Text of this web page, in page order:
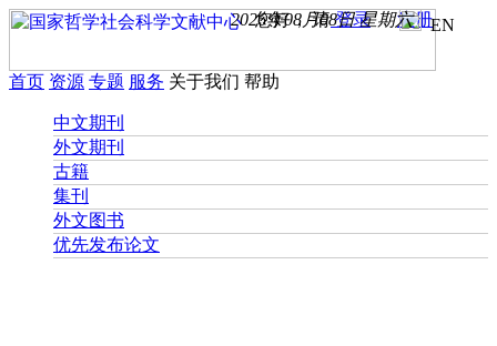
您好， 请登录 注册EN
2026年08月08日 星期六
首页 资源 专题 服务 关于我们 帮助
中文期刊
外文期刊
古籍
集刊
外文图书
优先发布论文